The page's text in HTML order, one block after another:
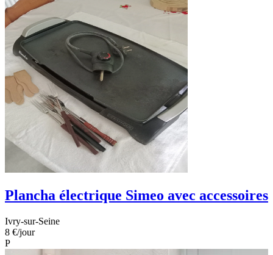
Plancha électrique Simeo avec accessoires
Ivry-sur-Seine
8 €/jour
P